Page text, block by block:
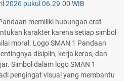
2026 pukul 06.29.00 WIB
memiliki hubungan erat
karakter karena setiap simbol
moral. Logo SMAN 1 Pandaan
disiplin, kerja keras, dan
Simbol dalam logo SMAN 1
pengingat visual yang membantu